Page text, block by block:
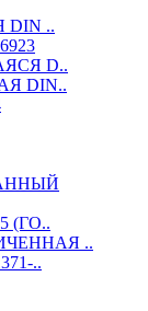
..
D..
DIN..
(ГО..
..
..